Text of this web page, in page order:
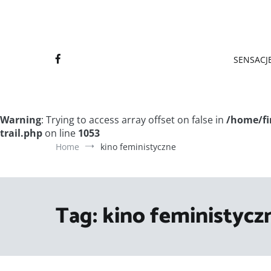
Warning: Trying to access array offset on false in /home/
trail.php on line 1053
Home kino feministyczne
Tag:kino